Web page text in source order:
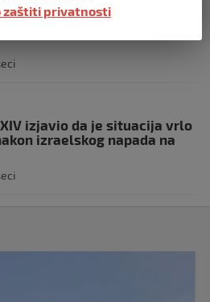
XIV izjavio da je situacija vrlo
izraelskog napada na
zaštiti privatnosti